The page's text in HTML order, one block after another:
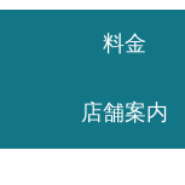
料金
店舗案内